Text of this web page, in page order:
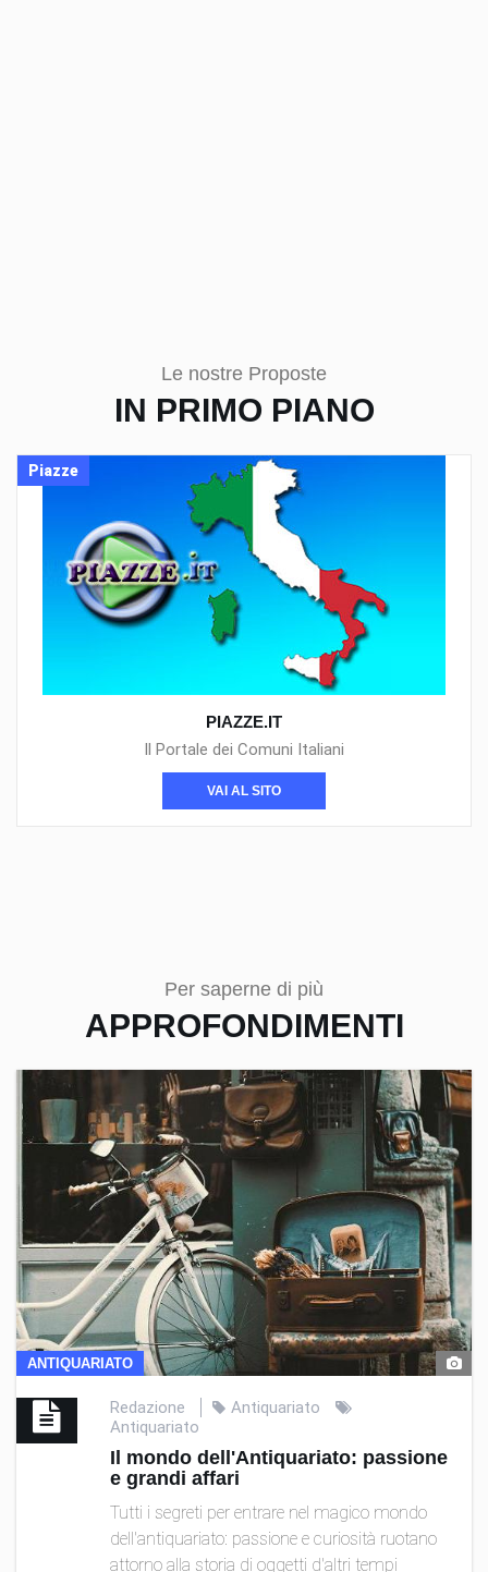
Le nostre Proposte
IN PRIMO PIANO
Piazze
PIAZZE.IT
Il Portale dei Comuni Italiani
VAI AL SITO
Per saperne di più
APPROFONDIMENTI
ANTIQUARIATO
Redazione
Antiquariato
Antiquariato
Il mondo dell'Antiquariato: passione
e grandi affari
Tutti i segreti per entrare nel magico mondo
dell'antiquariato: passione e curiosità ruotano
attorno alla storia di oggetti d'altri tempi